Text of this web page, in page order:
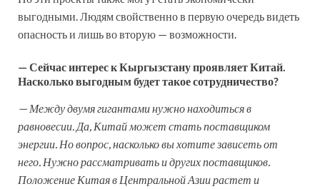
выгодными. Людям свойственно в первую очередь видеть
опасность и лишь во вторую — возможности.
— Сейчас интерес к Кыргызстану проявляет Китай.
Насколько выгодным будет такое сотрудничество?
— Между двумя гигантами нужно находиться в
равновесии. Да, Китай может стать поставщиком
энергии. Но вопрос, насколько вы хотите зависеть от
него. Нужно рассматривать и других поставщиков.
Положение Китая в Центральной Азии растет и